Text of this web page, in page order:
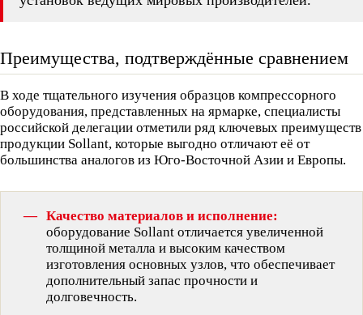
Преимущества, подтверждённые сравнением
В ходе тщательного изучения образцов компрессорного
оборудования, представленных на ярмарке, специалисты
российской делегации отметили ряд ключевых преимуществ
продукции Sollant, которые выгодно отличают её от
большинства аналогов из Юго-Восточной Азии и Европы.
Качество материалов и исполнение:
оборудование Sollant отличается увеличенной
толщиной металла и высоким качеством
изготовления основных узлов, что обеспечивает
дополнительный запас прочности и
долговечность.